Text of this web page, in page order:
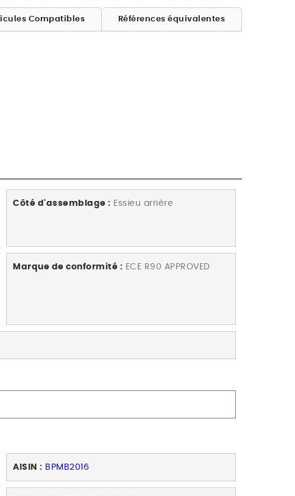
Compatibles Références équivalentes
Côté d'assemblage : Essieu arrière
Marque de conformité : ECE R90 APPROVED
AISIN : BPMB2016